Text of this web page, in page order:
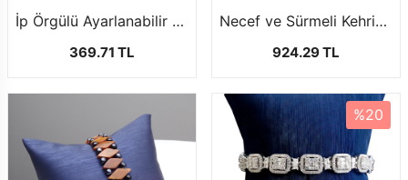
İp Örgülü Ayarlanabilir Kuka Bileklik
369.71 TL
Necef ve Sürmeli Kehribar Bileklik Modeli
924.29 TL
%20